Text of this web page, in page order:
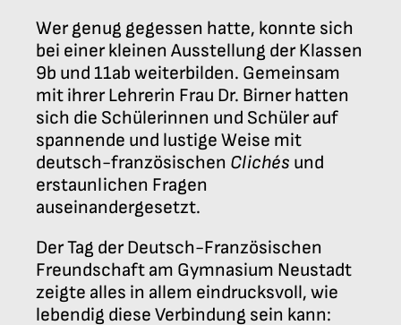
Wer genug gegessen hatte, konnte sich
bei einer kleinen Ausstellung der Klassen
9b und 11ab weiterbilden. Gemeinsam
mit ihrer Lehrerin Frau Dr. Birner hatten
sich die Schülerinnen und Schüler auf
spannende und lustige Weise mit
deutsch-französischen Clichés und
erstaunlichen Fragen
auseinandergesetzt.
Der Tag der Deutsch-Französischen
Freundschaft am Gymnasium Neustadt
zeigte alles in allem eindrucksvoll, wie
lebendig diese Verbindung sein kann: